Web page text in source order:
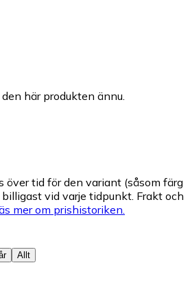
här produkten ännu.
över tid för den variant (såsom färg
vid varje tidpunkt. Frakt och
mer om prishistoriken.
Allt